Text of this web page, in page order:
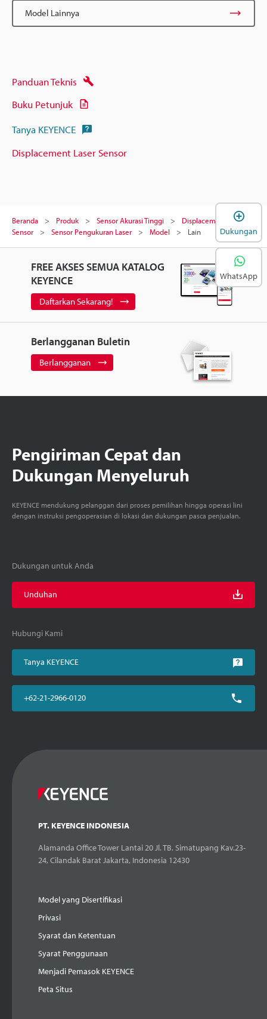
Model Lainnya
Panduan Teknis
Buku Petunjuk
Tanya KEYENCE
Displacement Laser Sensor
Beranda Produk Sensor Akurasi Tinggi
Displacement Laser
Sensor
Sensor Pengukuran Laser Model Lain
FREE AKSES SEMUA KATALOG
KEYENCE
Daftarkan Sekarang!
Berlangganan Buletin
Berlangganan
Pengiriman Cepat dan
Dukungan Menyeluruh
KEYENCE mendukung pelanggan dari proses pemilihan hingga operasi lini
dengan instruksi pengoperasian di lokasi dan dukungan pasca penjualan.
Dukungan untuk Anda
Unduhan
Hubungi Kami
Tanya KEYENCE
+62-21-2966-0120
PT. KEYENCE INDONESIA
Alamanda Office Tower Lantai 20 Jl. TB. Simatupang Kav.23-
24, Cilandak Barat Jakarta, Indonesia 12430
Model yang Disertifikasi
Privasi
Syarat dan Ketentuan
Syarat Penggunaan
Menjadi Pemasok KEYENCE
Peta Situs
Dukungan
WhatsApp